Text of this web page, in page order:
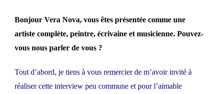
Bonjour Vera Nova, vous êtes présentée comme une
artiste complète, peintre, écrivaine et musicienne. Pouvez-
vous nous parler de vous ?
Tout d’abord, je tiens à vous remercier de m’avoir invité à
réaliser cette interview peu commune et pour l’aimable